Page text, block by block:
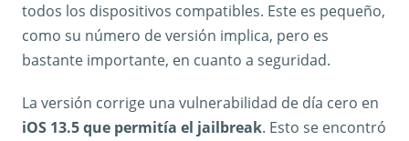
todos los dispositivos compatibles. Este es pequeño,
como su número de versión implica, pero es
bastante importante, en cuanto a seguridad.
La versión corrige una vulnerabilidad de día cero en
iOS 13.5 que permitía el jailbreak. Esto se encontró